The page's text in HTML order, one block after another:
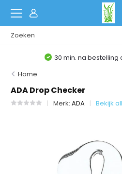
30 min. na bestelling
Home
ADA Drop Checker
Merk:ADA Bekijk